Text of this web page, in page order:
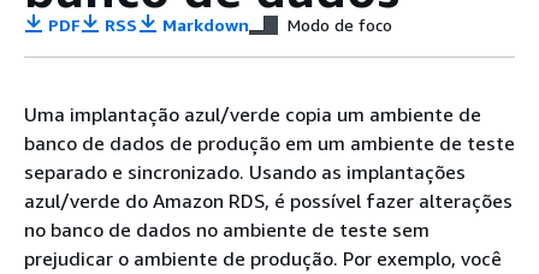
PDF RSS Markdown Modo de foco
Uma implantação azul/verde copia um ambiente de
banco de dados de produção em um ambiente de teste
separado e sincronizado. Usando as implantações
azul/verde do Amazon RDS, é possível fazer alterações
no banco de dados no ambiente de teste sem
prejudicar o ambiente de produção. Por exemplo, você